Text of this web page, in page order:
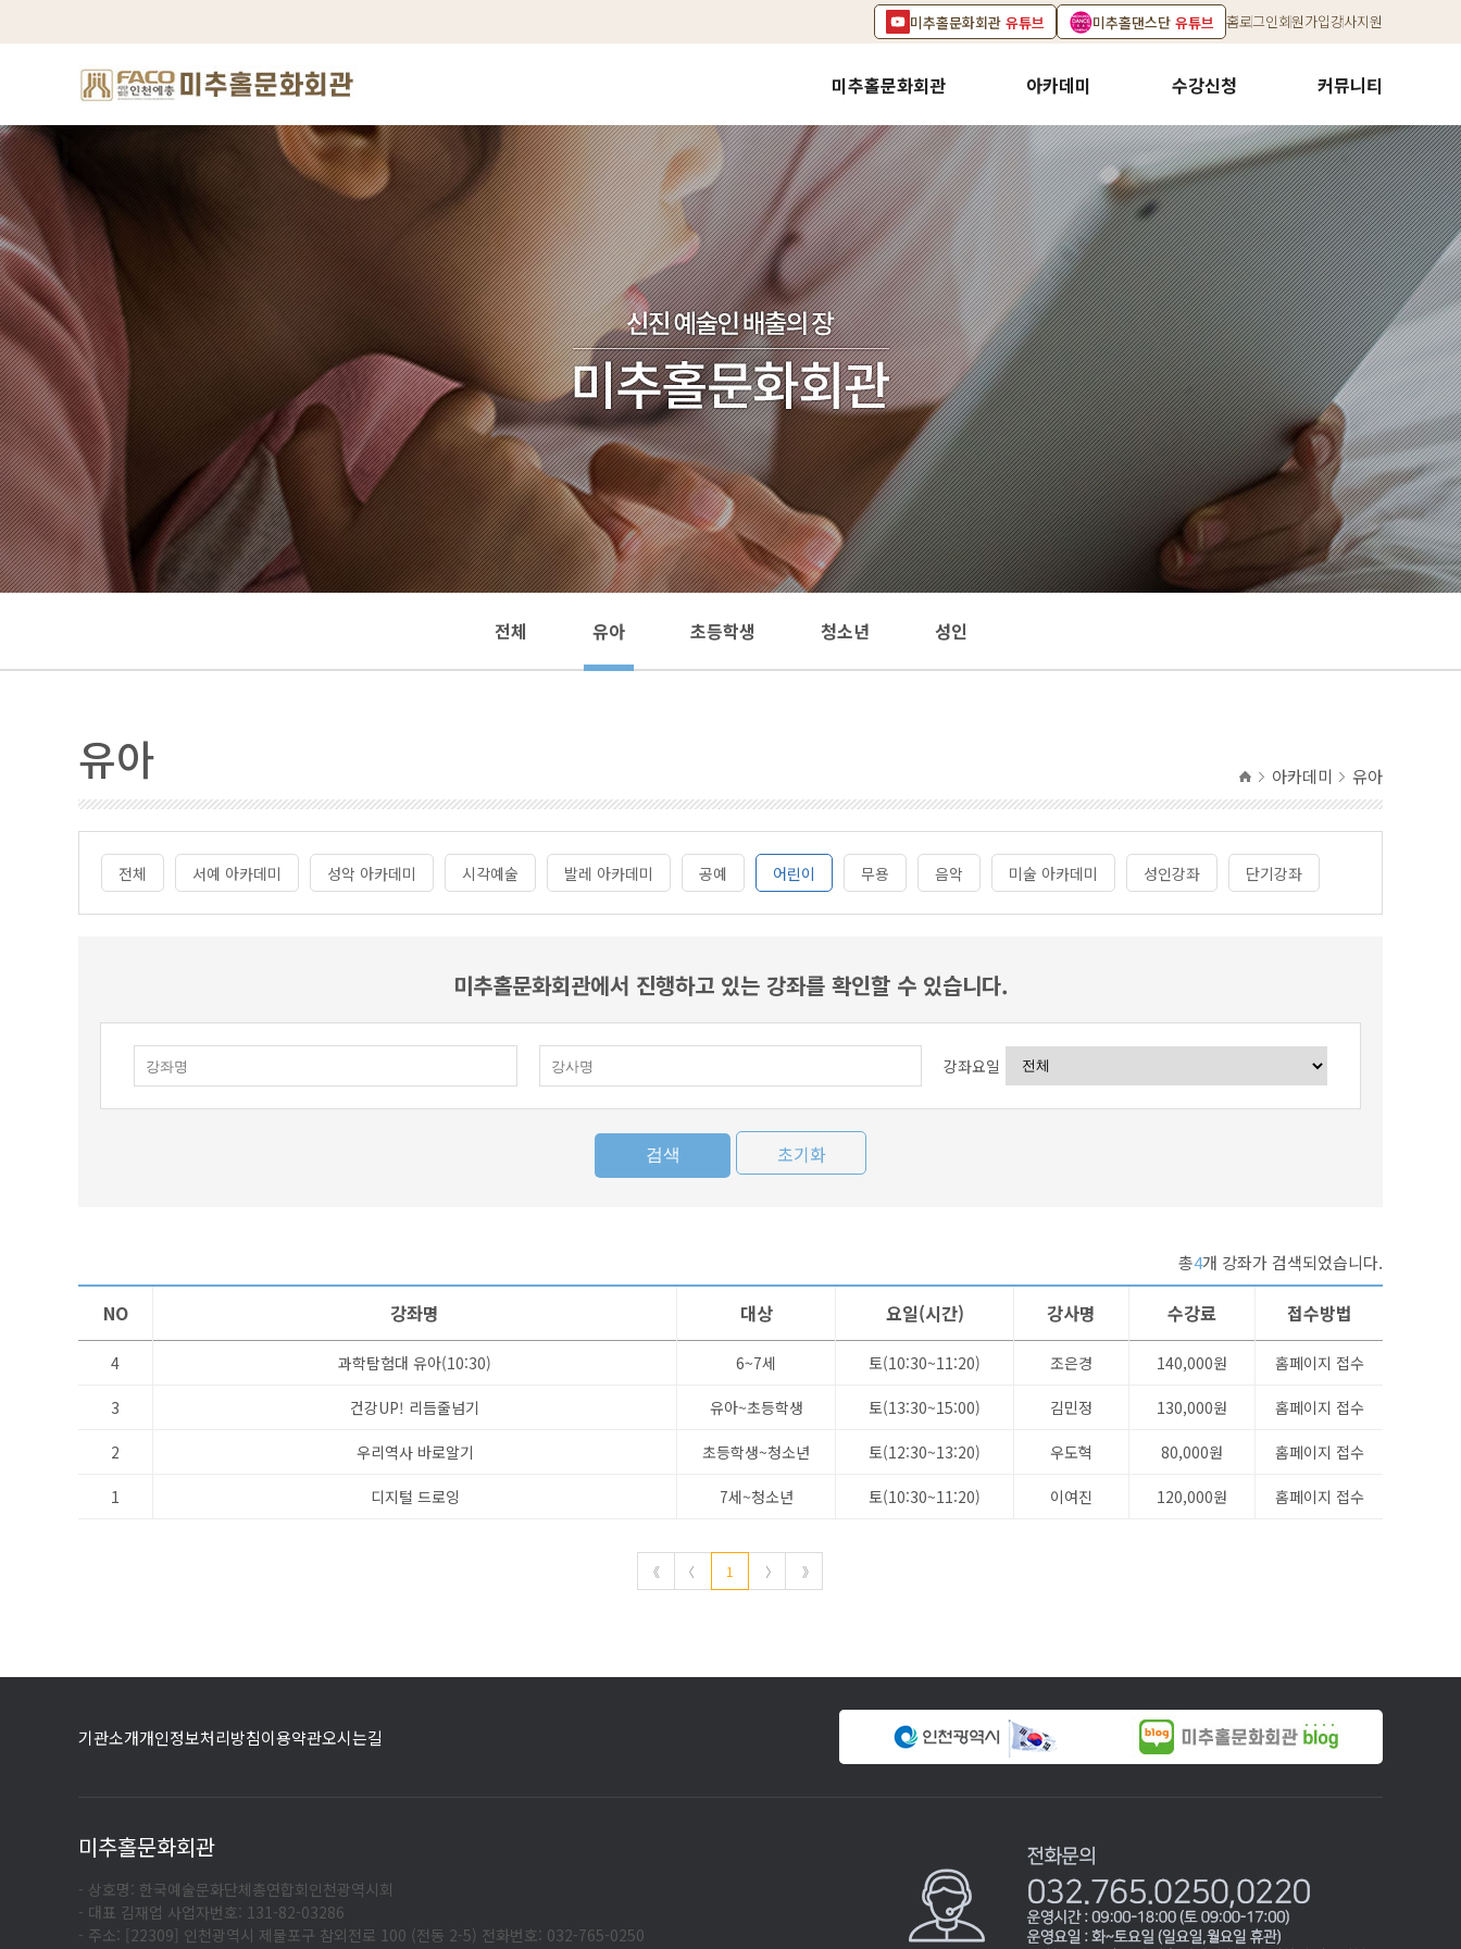
미추홀문화회관 유튜브 미추홀댄스단 유튜브 홈로그인회원가입강사지원
미추홀문화회관 아카데미 수강신청 커뮤니티
전체 유아 초등학생 청소년 성인
유아 아카데미 유아
전체 서예 아카데미 성악 아카데미 시각예술 발레 아카데미 공예 어린이 무용 음악 미술 아카데미 성인강좌 단기강좌
미추홀문화회관에서 진행하고 있는 강좌를 확인할 수 있습니다.
강좌요일
초기화
총4개 강좌가 검색되었습니다.
NO 강좌명 대상 요일(시간) 강사명 수강료 접수방법
4 과학탐험대 유아(10:30) 6~7세 토(10:30~11:20) 조은경 140,000원 홈페이지 접수
3 건강UP! 리듬줄넘기 유아~초등학생 토(13:30~15:00) 김민정 130,000원 홈페이지 접수
2 우리역사 바로알기 초등학생~청소년 토(12:30~13:20) 우도혁 80,000원 홈페이지 접수
1 디지털 드로잉 7세~청소년 토(10:30~11:20) 이여진 120,000원 홈페이지 접수
《 〈 1 〉 》
기관소개개인정보처리방침이용약관오시는길
미추홀문화회관
- 상호명: 한국예술문화단체총연합회인천광역시회
- 대표 김재업 사업자번호: 131-82-03286
- 주소: [22309] 인천광역시 제물포구 참외전로 100 (전동 2-5) 전화번호: 032-765-0250